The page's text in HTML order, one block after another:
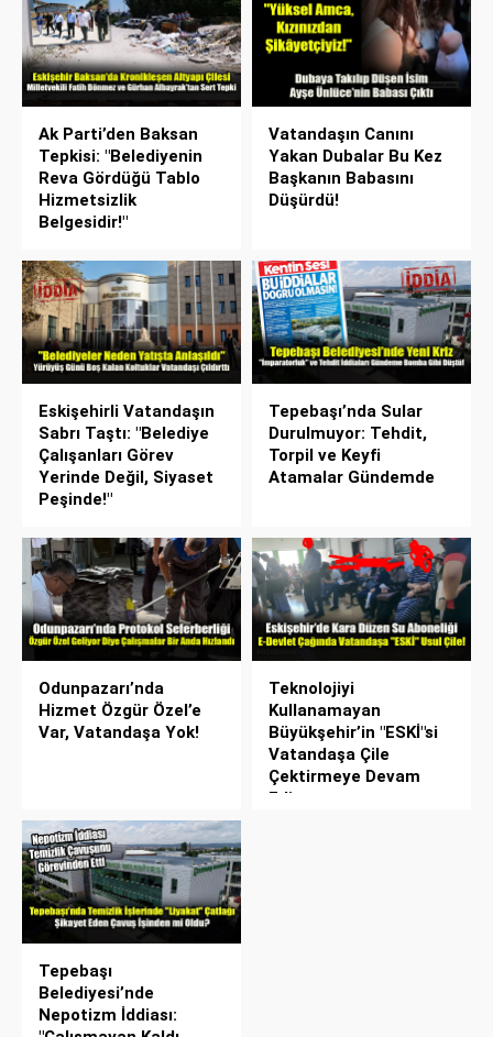
Ak Parti’den Baksan
Tepkisi: "Belediyenin
Reva Gördüğü Tablo
Hizmetsizlik
Belgesidir!"
Vatandaşın Canını
Yakan Dubalar Bu Kez
Başkanın Babasını
Düşürdü!
Eskişehirli Vatandaşın
Sabrı Taştı: "Belediye
Çalışanları Görev
Yerinde Değil, Siyaset
Peşinde!"
Tepebaşı’nda Sular
Durulmuyor: Tehdit,
Torpil ve Keyfi
Atamalar Gündemde
Odunpazarı’nda
Hizmet Özgür Özel’e
Var, Vatandaşa Yok!
Teknolojiyi
Kullanamayan
Büyükşehir’in "ESKİ"si
Vatandaşa Çile
Çektirmeye Devam
Ediyor
Tepebaşı
Belediyesi’nde
Nepotizm İddiası: